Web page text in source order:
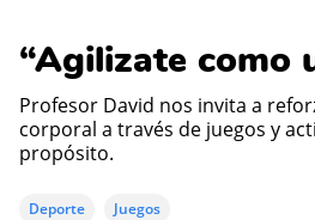
“Agilizate como
Profesor David nos invita a reforzar nuestra agilidad
corporal a través de juegos y
propósito.
Deporte Juegos